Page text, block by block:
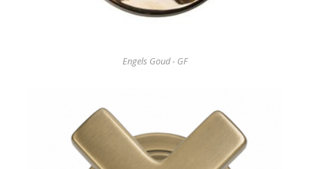
Engels Goud - GF